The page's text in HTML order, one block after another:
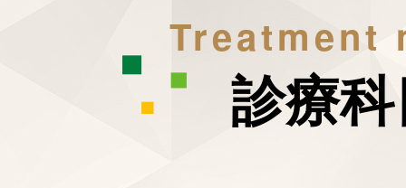
Treatment
診療